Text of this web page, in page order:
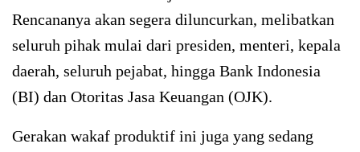
Rencananya akan segera diluncurkan, melibatkan
seluruh pihak mulai dari presiden, menteri, kepala
daerah, seluruh pejabat, hingga Bank Indonesia
(BI) dan Otoritas Jasa Keuangan (OJK).
Gerakan wakaf produktif ini juga yang sedang